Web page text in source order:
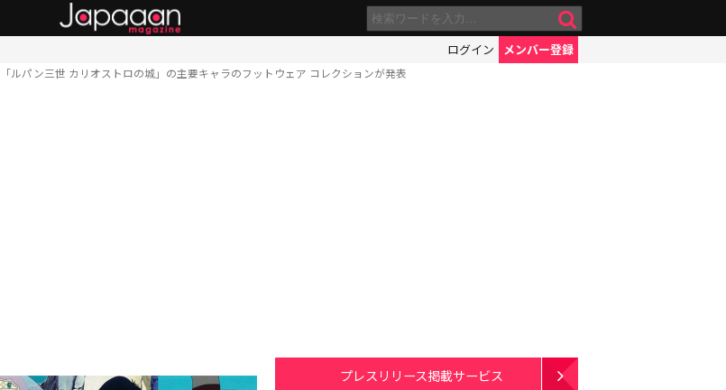
ログイン メンバー登録
ルパン三世 カリオストロの城」の主要キャラのフットウェア コレクションが発表
プレスリリース掲載サービス